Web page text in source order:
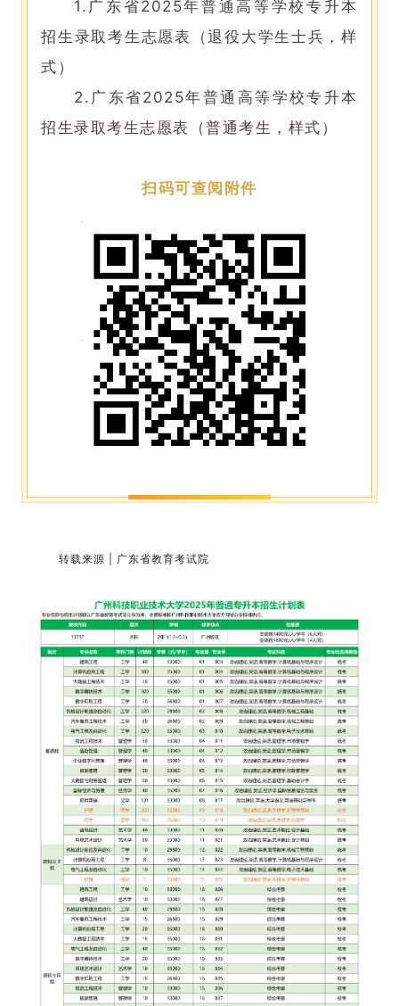
1.广东省2025年普通高等学校专升本
招生录取考生志愿表（退役大学生士兵，样
式）
2. 广东省2025年普通高等学校专升本
招生录取考生志愿表（普通考生，样式）
扫码可查阅附件
转载来源 | 广东省教育考试院